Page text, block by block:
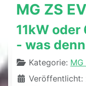
MG ZS EV
11kW
- was
DetailsKategorie: MG
Veröffentlicht: